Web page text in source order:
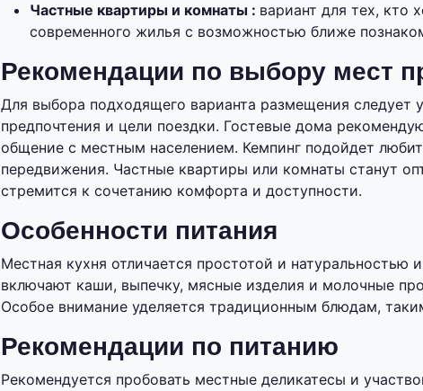
Частные квартиры и комнаты : вариант для тех, кто
современного жилья с возможностью ближе
Рекомендации по выбору мест
Для выбора подходящего варианта размещения следует
предпочтения и цели поездки. Гостевые дома
общение с местным населением. Кемпинг подойдет
передвижения. Частные квартиры или комнаты станут
стремится к сочетанию комфорта и доступности.
Особенности питания
Местная кухня отличается простотой и натуральностью
включают каши, выпечку, мясные изделия и молочные
Особое внимание уделяется традиционным блюдам,
Рекомендации по питанию
Рекомендуется пробовать местные деликатесы и